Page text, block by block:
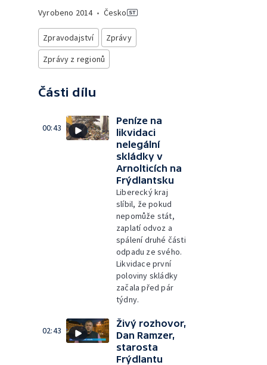
Vyrobeno 2014• Česko
Zpravodajství
Zprávy
Zprávy z regionů
Části dílu
00:43
Peníze na
likvidaci
nelegální
skládky v
Arnolticích na
Frýdlantsku
Liberecký kraj
slíbil, že pokud
nepomůže stát,
zaplatí odvoz a
spálení druhé části
odpadu ze svého.
Likvidace první
poloviny skládky
začala před pár
týdny.
02:43
Živý rozhovor,
Dan Ramzer,
starosta
Frýdlantu